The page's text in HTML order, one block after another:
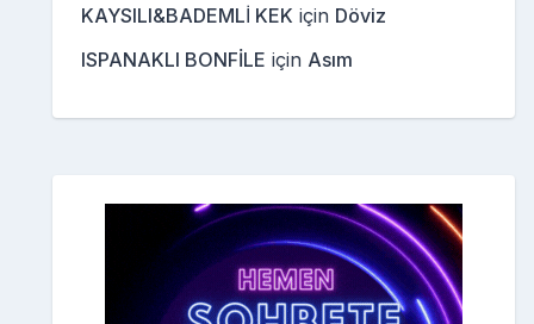
KAYSILI&BADEMLİ KEK için Döviz
ISPANAKLI BONFİLE için Asım